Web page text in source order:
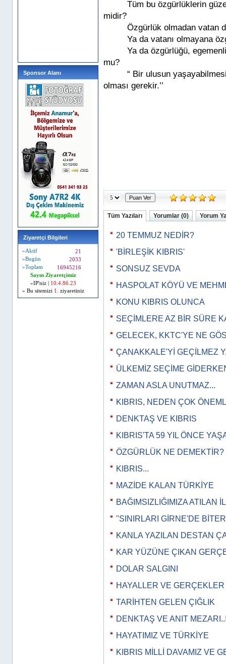
Sponsor Alanı
Ziyaretçi Bilgileri
»Aktif
21
»Bugün
2033
»Toplam
16945216
Sayın Ziyaretçimiz
»IP'niz |
10.4.86.23
» Bu sitemizi 1. ziyaretiniz
Tüm bu özgürlüklerin
midir?
Özgürlük olmadan vatan
Ya da vatanı olmayana
Ya da özgürlüğü,
mu?
“ Bir ulusun
olması gerekir.’’
Tüm Yazıları Yorumlar (0) Yorum
20 TEMMUZ NEDİR?
'BİRLEŞİK KIBRIS'
SONSUZ SEVDA
HASPOLAT KÖYÜ VE
KONU KIBRIS OLUNCA
SEÇİMLERE AZ BİR SÜRE
GELECEK, KKTC'YE NE
ÇANAKKALE'Yİ GEÇİLMEZ
ÜLKEMİZ SEÇİME
ZAMAN ASLA UNUTMAZ...
KIBRIS, NEDEN ÇOK
DENKTAŞ VE KIBRIS
KIBRIS'TA 59 YIL ÖNCE
ÖZGÜRLÜK NE DEMEKTİR?
KIBRIS...
MAZİDE KALAN TÜRKİYE
BAĞIMSIZLIĞIMIZA ATILAN
"SINIRLARI GİRNE'DE
KANLA YAZILAN DESTAN
KAR YÜZÜNE ÇIKAN
DOLAR SALGINI
HAYALLER VE GERÇEKLER
TARİHTEN GELEN ÇIĞLIK
DENKTAŞ VE ANIT
HAYATIMIZ VE TÜRKİYE
KIBRIS MİLLİ DAVAMIZ VE